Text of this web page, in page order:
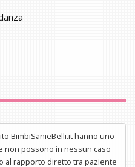
BimbiSanieBelli.it hanno uno
non possono in nessun caso
al rapporto diretto tra paziente